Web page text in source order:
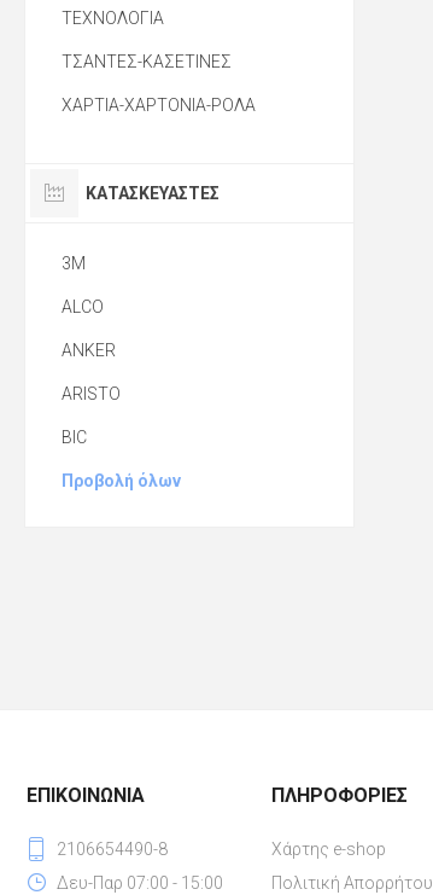
ΤΕΧΝΟΛΟΓΙΑ
ΤΣΑΝΤΕΣ-ΚΑΣΕΤΙΝΕΣ
ΧΑΡΤΙΑ-ΧΑΡΤΟΝΙΑ-ΡΟΛΑ
ΚΑΤΑΣΚΕΥΑΣΤΈΣ
3M
ALCO
ANKER
ARISTO
BIC
Προβολή όλων
ΕΠΙΚΟΙΝΩΝΊΑ
2106654490-8
Δευ-Παρ 07:00 - 15:00
ΠΛΗΡΟΦΟΡΊΕΣ
Χάρτης e-shop
Πολιτική Απορρήτου